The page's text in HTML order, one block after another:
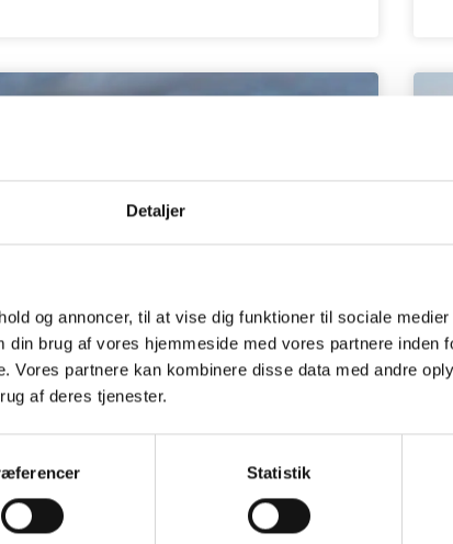
Detaljer
og annoncer, til at vise dig funktioner til sociale
brug af vores hjemmeside med vores partnere inden
Vores partnere kan kombinere disse data med andre
af deres tjenester.
Statistik
evalueringsrapport